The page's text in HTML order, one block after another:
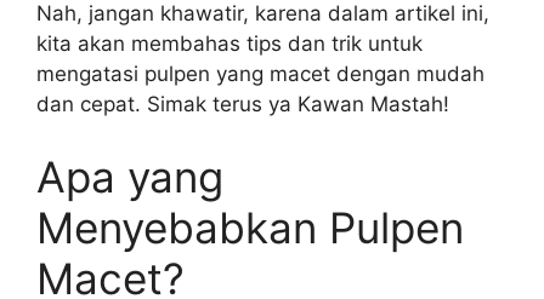
Nah, jangan khawatir, karena dalam artikel ini,
kita akan membahas tips dan trik untuk
mengatasi pulpen yang macet dengan mudah
dan cepat. Simak terus ya Kawan Mastah!
Apa yang
Menyebabkan Pulpen
Macet?